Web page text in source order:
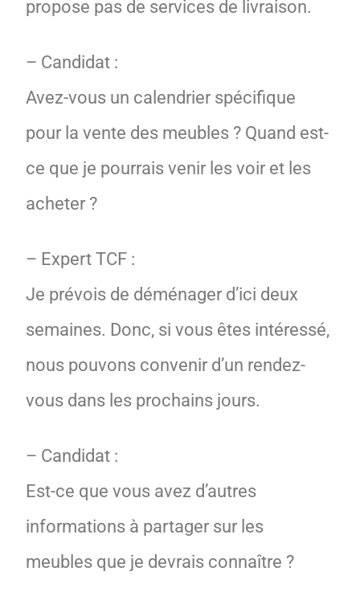
propose pas de services de livraison.
– Candidat :
Avez-vous un calendrier spécifique
pour la vente des meubles ? Quand est-
ce que je pourrais venir les voir et les
acheter ?
– Expert TCF :
Je prévois de déménager d’ici deux
semaines. Donc, si vous êtes intéressé,
nous pouvons convenir d’un rendez-
vous dans les prochains jours.
– Candidat :
Est-ce que vous avez d’autres
informations à partager sur les
meubles que je devrais connaître ?